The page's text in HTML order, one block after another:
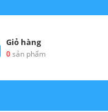
Giỏ hàng
0sản phẩm